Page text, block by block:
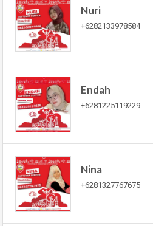
Nuri
+6282133978584
Endah
+6281225119229
Nina
+6281327767675